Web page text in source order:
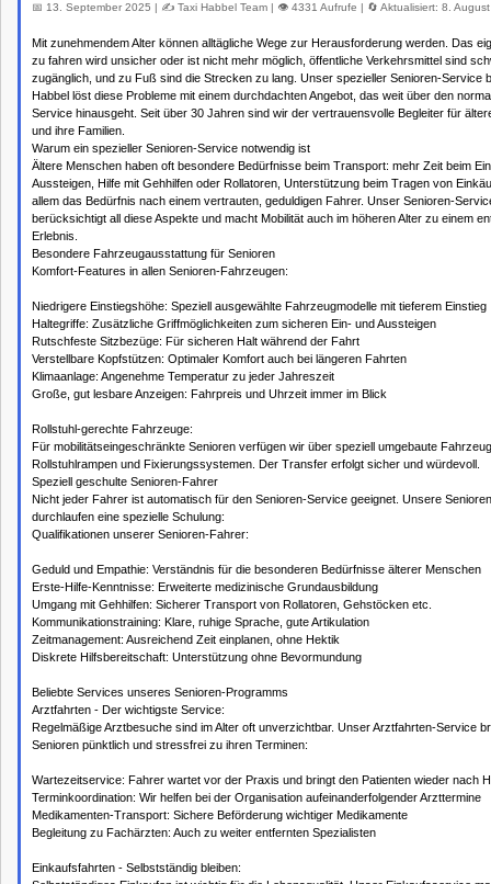
📅 13. September 2025 | ✍️ Taxi Habbel Team | 👁️ 4331 Aufrufe | 🔄 Aktualisiert: 8.
Mit zunehmendem Alter können alltägliche Wege zur Herausforderung werden. Das
zu fahren wird unsicher oder ist nicht mehr möglich, öffentliche Verkehrsmittel sind
zugänglich, und zu Fuß sind die Strecken zu lang. Unser spezieller Senioren-Service
Habbel löst diese Probleme mit einem durchdachten Angebot, das weit über den
Service hinausgeht. Seit über 30 Jahren sind wir der vertrauensvolle Begleiter für
und ihre Familien.
Warum ein spezieller Senioren-Service notwendig ist
Ältere Menschen haben oft besondere Bedürfnisse beim Transport: mehr Zeit beim
Aussteigen, Hilfe mit Gehhilfen oder Rollatoren, Unterstützung beim Tragen von
allem das Bedürfnis nach einem vertrauten, geduldigen Fahrer. Unser Senioren-
berücksichtigt all diese Aspekte und macht Mobilität auch im höheren Alter zu einem
Erlebnis.
Besondere Fahrzeugausstattung für Senioren
Komfort-Features in allen Senioren-Fahrzeugen:
Niedrigere Einstiegshöhe: Speziell ausgewählte Fahrzeugmodelle mit tieferem Einstieg
Haltegriffe: Zusätzliche Griffmöglichkeiten zum sicheren Ein- und Aussteigen
Rutschfeste Sitzbezüge: Für sicheren Halt während der Fahrt
Verstellbare Kopfstützen: Optimaler Komfort auch bei längeren Fahrten
Klimaanlage: Angenehme Temperatur zu jeder Jahreszeit
Große, gut lesbare Anzeigen: Fahrpreis und Uhrzeit immer im Blick
Rollstuhl-gerechte Fahrzeuge:
Für mobilitätseingeschränkte Senioren verfügen wir über speziell umgebaute
Rollstuhlrampen und Fixierungssystemen. Der Transfer erfolgt sicher und würdevoll.
Speziell geschulte Senioren-Fahrer
Nicht jeder Fahrer ist automatisch für den Senioren-Service geeignet. Unsere
durchlaufen eine spezielle Schulung:
Qualifikationen unserer Senioren-Fahrer:
Geduld und Empathie: Verständnis für die besonderen Bedürfnisse älterer Menschen
Erste-Hilfe-Kenntnisse: Erweiterte medizinische Grundausbildung
Umgang mit Gehhilfen: Sicherer Transport von Rollatoren, Gehstöcken etc.
Kommunikationstraining: Klare, ruhige Sprache, gute Artikulation
Zeitmanagement: Ausreichend Zeit einplanen, ohne Hektik
Diskrete Hilfsbereitschaft: Unterstützung ohne Bevormundung
Beliebte Services unseres Senioren-Programms
Arztfahrten - Der wichtigste Service:
Regelmäßige Arztbesuche sind im Alter oft unverzichtbar. Unser Arztfahrten-Service
Senioren pünktlich und stressfrei zu ihren Terminen:
Wartezeitservice: Fahrer wartet vor der Praxis und bringt den Patienten wieder nach
Terminkoordination: Wir helfen bei der Organisation aufeinanderfolgender Arzttermine
Medikamenten-Transport: Sichere Beförderung wichtiger Medikamente
Begleitung zu Fachärzten: Auch zu weiter entfernten Spezialisten
Einkaufsfahrten - Selbstständig bleiben: